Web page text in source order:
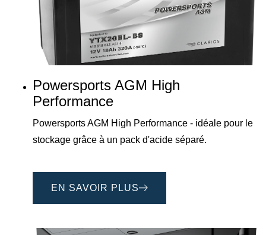
Powersports AGM High
Performance
Powersports AGM High Performance - idéale pour le
stockage grâce à un pack d'acide séparé.
EN SAVOIR PLUS